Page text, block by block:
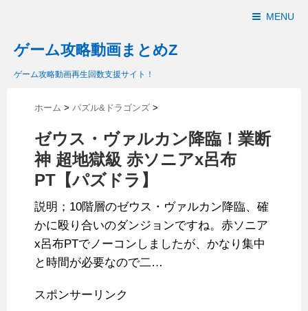
MENU
ゲーム攻略動画まとめZ
ゲーム攻略動画再生回数支援サイト！
ホーム > パズル&ドラゴンズ >
ゼウス・ヴァルカン降臨！業断
神 超地獄級 赤ソニアx呂布
PT【パズドラ】
説明；10階層のゼウス・ヴァルカン降臨、確
かに殴り合いのダンジョンですね。赤ソニア
x呂布PTでノーコンしましたが、かなり集中
と時間が必要なので二…
スポンサーリンク